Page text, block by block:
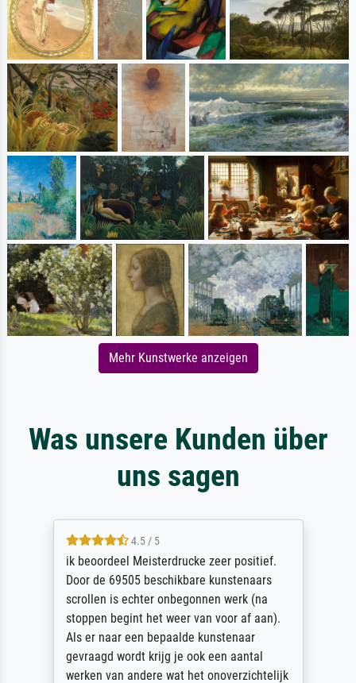
Mehr Kunstwerke anzeigen
Was unsere Kunden über
uns sagen
4.5 / 5
ik beoordeel Meisterdrucke zeer positief.
Door de 69505 beschikbare kunstenaars
scrollen is echter onbegonnen werk (na
stoppen begint het weer van voor af aan).
Als er naar een bepaalde kunstenaar
gevraagd wordt krijg je ook een aantal
werken van andere wat het onoverzichtelijk